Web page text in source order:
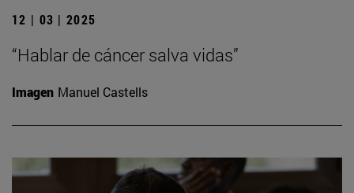
12 | 03 | 2025
“Hablar de cáncer salva vidas”
Imagen Manuel Castells